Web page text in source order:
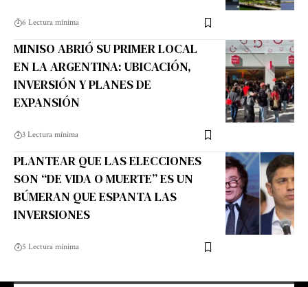
6 Lectura mínima
MINISO ABRIÓ SU PRIMER LOCAL
EN LA ARGENTINA: UBICACIÓN,
INVERSIÓN Y PLANES DE
EXPANSIÓN
3 Lectura mínima
PLANTEAR QUE LAS ELECCIONES
SON “DE VIDA O MUERTE” ES UN
BÚMERAN QUE ESPANTA LAS
INVERSIONES
5 Lectura mínima